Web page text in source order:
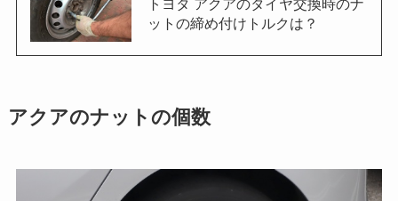
トヨタ アクアのタイヤ交換時のナ
ットの締め付けトルクは？
アクアのナットの個数